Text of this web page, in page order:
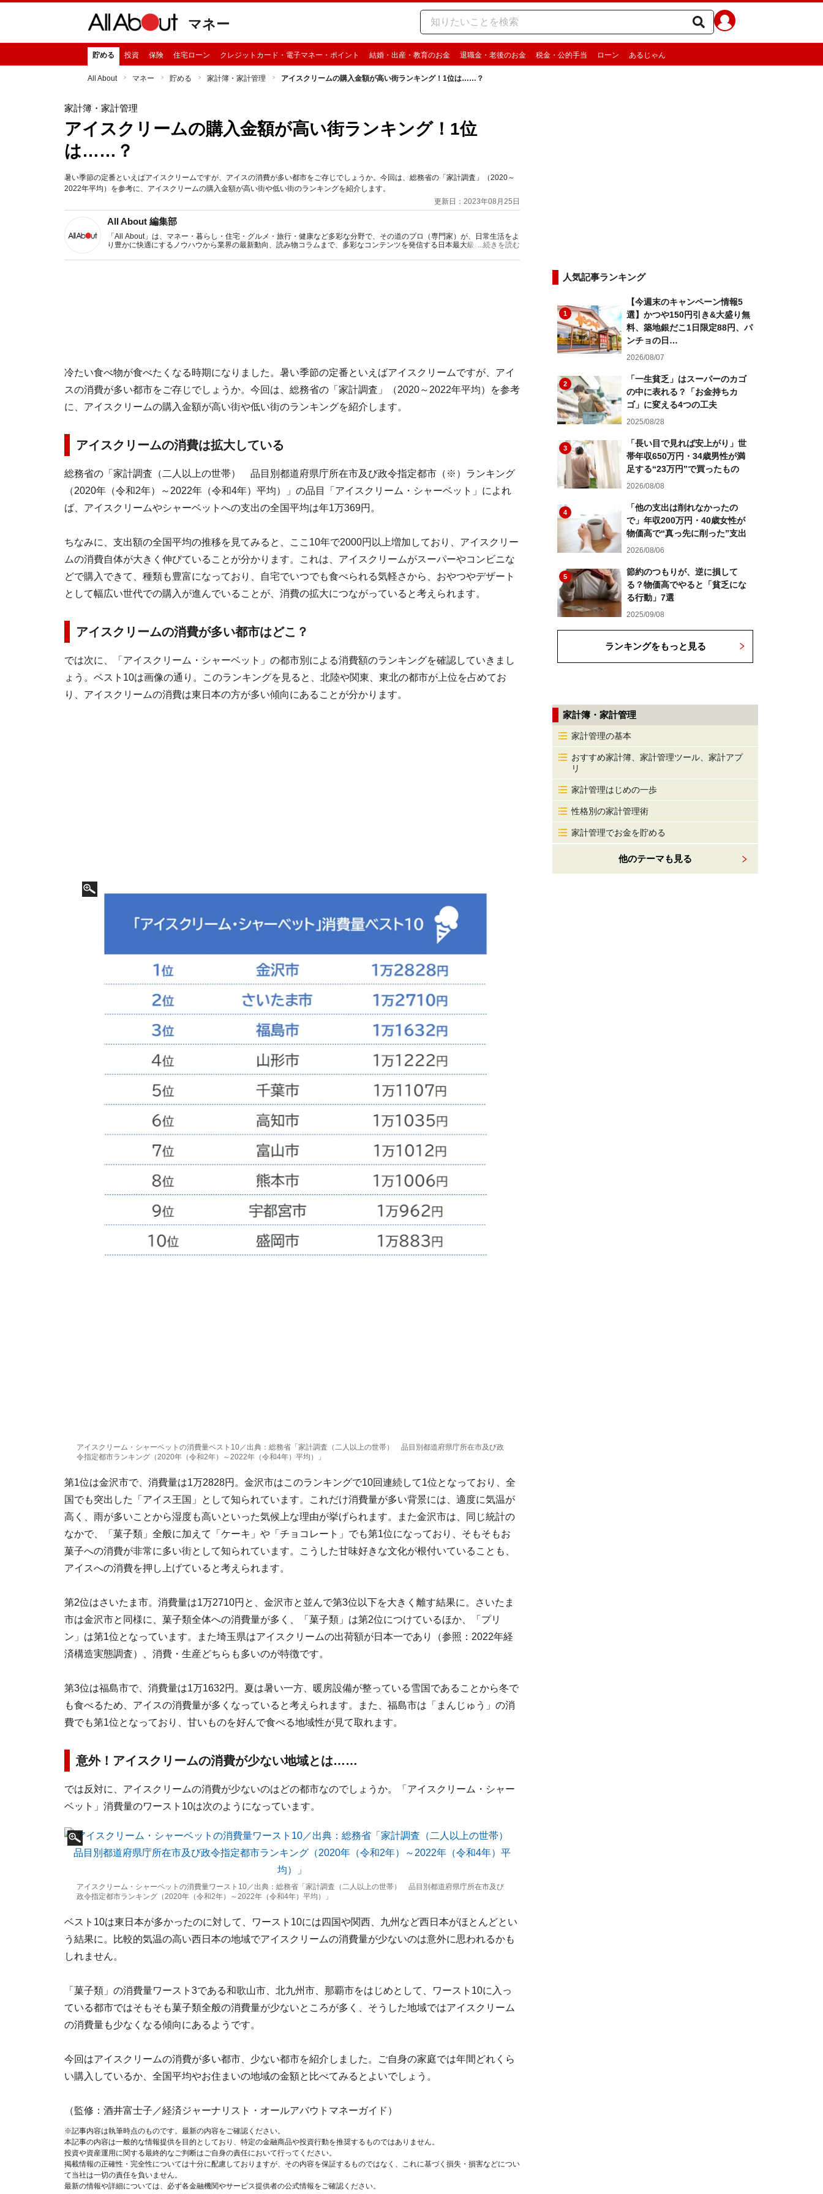
マネー
貯める 投資 保険 住宅ローン クレジットカード・電子マネー・ポイント 結婚・出産・教育のお金 退職金・老後のお金 税金・公的手当 ローン あるじゃん
All About マネー 貯める 家計簿・家計管理 アイスクリームの購入金額が高い街ランキング！1位は……？
家計簿・家計管理
アイスクリームの購入金額が高い街ランキング！1位
は……？
暑い季節の定番といえばアイスクリームですが、アイスの消費が多い都市をご存じでしょうか。今回は、総務省の「家計調査」（2020～
2022年平均）を参考に、アイスクリームの購入金額が高い街や低い街のランキングを紹介します。
更新日：2023年08月25日
All About 編集部
「All About」は、マネー・暮らし・住宅・グルメ・旅行・健康など多彩な分野で、その道のプロ（専門家）が、日常生活をよ
り豊かに快適にするノウハウから業界の最新動向、読み物コラムまで、多彩なコンテンツを発信する日本最大級の総合情報サ
...続きを読む
冷たい食べ物が食べたくなる時期になりました。暑い季節の定番といえばアイスクリームですが、アイ
スの消費が多い都市をご存じでしょうか。今回は、総務省の「家計調査」（2020～2022年平均）を参考
に、アイスクリームの購入金額が高い街や低い街のランキングを紹介します。
アイスクリームの消費は拡大している
総務省の「家計調査（二人以上の世帯） 品目別都道府県庁所在市及び政令指定都市（※）ランキング
（2020年（令和2年）～2022年（令和4年）平均）」の品目「アイスクリーム・シャーベット」によれ
ば、アイスクリームやシャーベットへの支出の全国平均は年1万369円。
ちなみに、支出額の全国平均の推移を見てみると、ここ10年で2000円以上増加しており、アイスクリー
ムの消費自体が大きく伸びていることが分かります。これは、アイスクリームがスーパーやコンビニな
どで購入できて、種類も豊富になっており、自宅でいつでも食べられる気軽さから、おやつやデザート
として幅広い世代での購入が進んでいることが、消費の拡大につながっていると考えられます。
アイスクリームの消費が多い都市はどこ？
では次に、「アイスクリーム・シャーベット」の都市別による消費額のランキングを確認していきまし
ょう。ベスト10は画像の通り。このランキングを見ると、北陸や関東、東北の都市が上位を占めてお
り、アイスクリームの消費は東日本の方が多い傾向にあることが分かります。
アイスクリーム・シャーベットの消費量ベスト10／出典：総務省「家計調査（二人以上の世帯） 品目別都道府県庁所在市及び政
令指定都市ランキング（2020年（令和2年）～2022年（令和4年）平均）」
第1位は金沢市で、消費量は1万2828円。金沢市はこのランキングで10回連続して1位となっており、全
国でも突出した「アイス王国」として知られています。これだけ消費量が多い背景には、適度に気温が
高く、雨が多いことから湿度も高いといった気候上な理由が挙げられます。また金沢市は、同じ統計の
なかで、「菓子類」全般に加えて「ケーキ」や「チョコレート」でも第1位になっており、そもそもお
菓子への消費が非常に多い街として知られています。こうした甘味好きな文化が根付いていることも、
アイスへの消費を押し上げていると考えられます。
第2位はさいたま市。消費量は1万2710円と、金沢市と並んで第3位以下を大きく離す結果に。さいたま
市は金沢市と同様に、菓子類全体への消費量が多く、「菓子類」は第2位につけているほか、「プリ
ン」は第1位となっています。また埼玉県はアイスクリームの出荷額が日本一であり（参照：2022年経
済構造実態調査）、消費・生産どちらも多いのが特徴です。
第3位は福島市で、消費量は1万1632円。夏は暑い一方、暖房設備が整っている雪国であることから冬で
も食べるため、アイスの消費量が多くなっていると考えられます。また、福島市は「まんじゅう」の消
費でも第1位となっており、甘いものを好んで食べる地域性が見て取れます。
意外！アイスクリームの消費が少ない地域とは……
では反対に、アイスクリームの消費が少ないのはどの都市なのでしょうか。「アイスクリーム・シャー
ベット」消費量のワースト10は次のようになっています。
アイスクリーム・シャーベットの消費量ワースト10／出典：総務省「家計調査（二人以上の世帯） 品目別都道府県庁所在市及び
政令指定都市ランキング（2020年（令和2年）～2022年（令和4年）平均）」
ベスト10は東日本が多かったのに対して、ワースト10には四国や関西、九州など西日本がほとんどとい
う結果に。比較的気温の高い西日本の地域でアイスクリームの消費量が少ないのは意外に思われるかも
しれません。
「菓子類」の消費量ワースト3である和歌山市、北九州市、那覇市をはじめとして、ワースト10に入っ
ている都市ではそもそも菓子類全般の消費量が少ないところが多く、そうした地域ではアイスクリーム
の消費量も少なくなる傾向にあるようです。
今回はアイスクリームの消費が多い都市、少ない都市を紹介しました。ご自身の家庭では年間どれくら
い購入しているか、全国平均やお住まいの地域の金額と比べてみるとよいでしょう。
（監修：酒井富士子／経済ジャーナリスト・オールアバウトマネーガイド）
※記事内容は執筆時点のものです。最新の内容をご確認ください。
本記事の内容は一般的な情報提供を目的としており、特定の金融商品や投資行動を推奨するものではありません。
投資や資産運用に関する最終的なご判断はご自身の責任において行ってください。
掲載情報の正確性・完全性については十分に配慮しておりますが、その内容を保証するものではなく、これに基づく損失・損害などについ
て当社は一切の責任を負いません。
最新の情報や詳細については、必ず各金融機関やサービス提供者の公式情報をご確認ください。
人気記事ランキング
1
【今週末のキャンペーン情報5
選】かつや150円引き&大盛り無
料、築地銀だこ1日限定88円、パ
ンチョの日…
2026/08/07
2
「一生貧乏」はスーパーのカゴ
の中に表れる？「お金持ちカ
ゴ」に変える4つの工夫
2025/08/28
3
「長い目で見れば安上がり」世
帯年収650万円・34歳男性が満
足する“23万円”で買ったもの
2026/08/08
4
「他の支出は削れなかったの
で」年収200万円・40歳女性が
物価高で“真っ先に削った”支出
2026/08/06
5
節約のつもりが、逆に損して
る？物価高でやると「貧乏にな
る行動」7選
2025/09/08
ランキングをもっと見る
家計簿・家計管理
家計管理の基本
おすすめ家計簿、家計管理ツール、家計アプ
リ
家計管理はじめの一歩
性格別の家計管理術
家計管理でお金を貯める
他のテーマも見る